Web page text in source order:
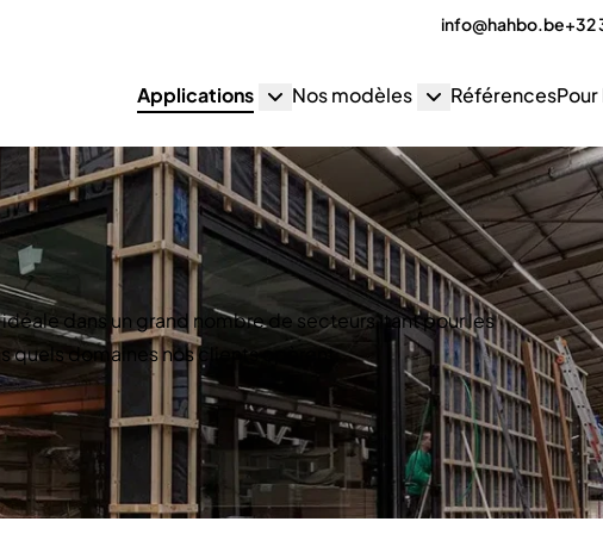
info@hahbo.be+32
Applications Nos modèles Références
dans un grand nombre de secteurs, tant pour les
quels domaines nos clients opèrent.